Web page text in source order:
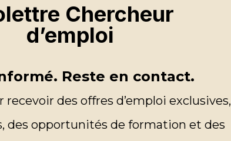
Chercheur
d’emploi
Reste en contact.
des offres d’emploi exclusives,
des opportunités de formation et des